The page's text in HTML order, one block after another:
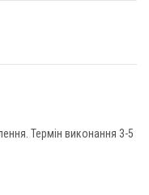
Термін виконання 3-5